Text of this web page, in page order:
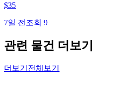
$35
7일 전 조회 9
관련 물건 더보기
더보기 전체보기